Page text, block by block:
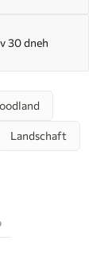
30 dneh
Landschaft